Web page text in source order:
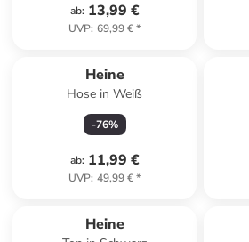
ab: 13,99 €
UVP: 69,99 €*
Heine
Hose in Weiß
-76%
ab: 11,99 €
UVP: 49,99 €*
Heine